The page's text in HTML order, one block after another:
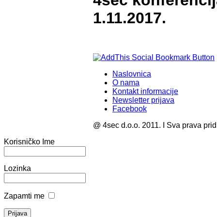
1.11.2017.
Naslovnica
O nama
Kontakt informacije
Newsletter prijava
Facebook
@ 4sec d.o.o. 2011. I Sva prava
Korisničko Ime
Lozinka
Zapamti me